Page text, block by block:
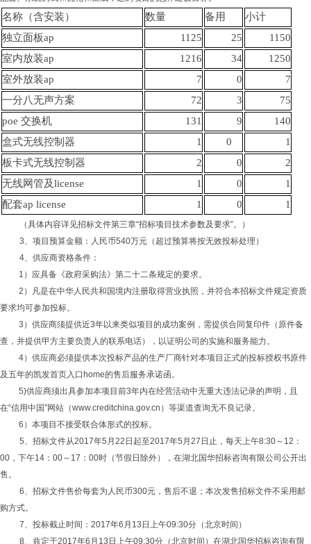
名称（含安装） 数量 备用
小计
独立面板ap
1125 25
1150
室内放装ap
1216 34
1250
室外放装ap
7 0
7
一分八无声方案
72 3
75
poe 交换机
131 9
140
盒式无线控制器
1 0
1
板卡式无线控制器 2 0
2
无线网管及license
1 0
1
配套ap license
1 0 1
（具体内容详见招标文件第三章“招标项目技术参数及要求”。）
3、项目预算金额：人民币540万元（超过预算将按无效投标处理）
4、供应商资格条件：
1）应具备《政府采购法》第二十二条规定的要求。
2）凡是在中华人民共和国境内注册取得营业执照，并符合本招标文件规定资质
要求均可参加投标。
3）供应商须提供近3年以来类似项目的成功案例，需提供合同复印件（原件备
查，并提供甲方主要负责人的联系电话），以证明公司的实施和服务能力。
4）供应商必须提供本次投标产品的生产厂商针对本项目正式的投标授权书原件
及五年的凯发首页入口home的售后服务承诺函。
5)供应商须出具参加本项目前3年内在经营活动中无重大违法记录的声明，且
在“信用中国”网站（www.creditchina.gov.cn）等渠道查询无不良记录。
6）本项目不接受联合体形式的投标。
5、招标文件从2017年5月22日起至2017年5月27日止， 每天上午8:30～12：
00，下午14：00～17：00时（节假日除外），在湖北国华招标咨询有限公司公开出
售。
6、招标文件售价每套为人民币300元，售后不退；本次发售招标文件不采用邮
购方式。
7、投标截止时间：2017年6月13日上午09:30分（北京时间）
8、兹定于2017年6月13日上午09:30分（北京时间）在湖北国华招标咨询有限